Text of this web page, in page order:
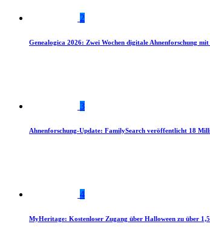
2
Genealogica 2026: Zwei Wochen digitale Ahnenforschung
3
Ahnenforschung-Update: FamilySearch veröffentlicht 18
4
MyHeritage: Kostenloser Zugang über Halloween zu über